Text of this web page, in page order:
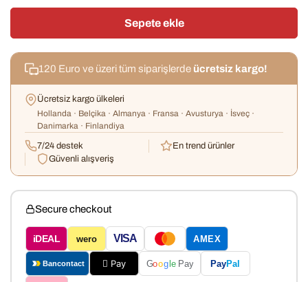
Sepete ekle
120 Euro ve üzeri tüm siparişlerde ücretsiz kargo!
Ücretsiz kargo ülkeleri
Hollanda · Belçika · Almanya · Fransa · Avusturya · İsveç ·
Danimarka · Finlandiya
7/24 destek
En trend ürünler
Güvenli alışveriş
Secure checkout
iDEAL wero VISA AMEX
Bancontact  Pay Goog le Pay PayPal